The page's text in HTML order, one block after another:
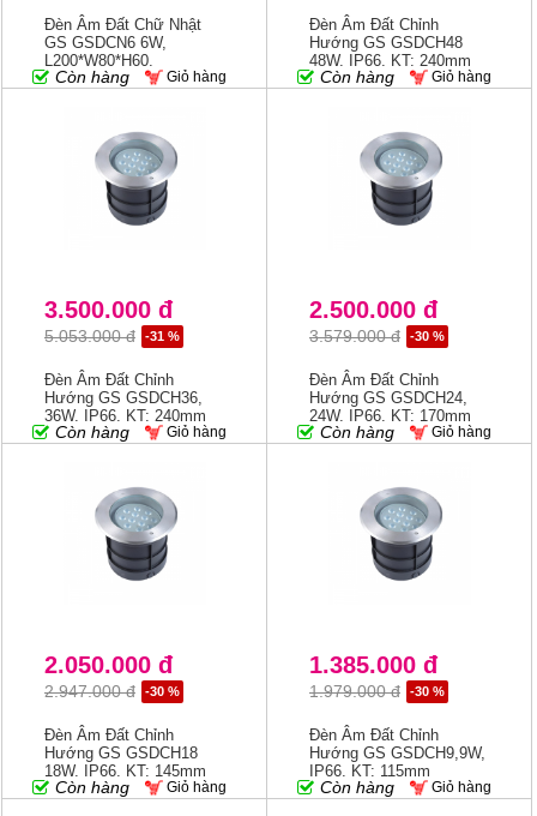
Đèn Âm Đất Chữ Nhật
GS GSDCN6 6W,
L200*W80*H60,
3000K/RGB, IP67
Còn hàng Giỏ hàng
Đèn Âm Đất Chỉnh
Hướng GS GSDCH48
48W, IP66, KT: 240mm
Còn hàng Giỏ hàng
3.500.000 đ
5.053.000 đ -31 %
Đèn Âm Đất Chỉnh
Hướng GS GSDCH36,
36W, IP66, KT: 240mm
Còn hàng Giỏ hàng
2.500.000 đ
3.579.000 đ -30 %
Đèn Âm Đất Chỉnh
Hướng GS GSDCH24,
24W, IP66, KT: 170mm
Còn hàng Giỏ hàng
2.050.000 đ
2.947.000 đ -30 %
Đèn Âm Đất Chỉnh
Hướng GS GSDCH18
18W, IP66, KT: 145mm
Còn hàng Giỏ hàng
1.385.000 đ
1.979.000 đ -30 %
Đèn Âm Đất Chỉnh
Hướng GS GSDCH9,9W,
IP66, KT: 115mm
Còn hàng Giỏ hàng